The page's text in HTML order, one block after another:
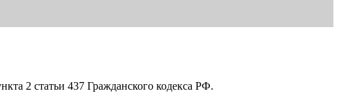
2 статьи 437 Гражданского кодекса РФ.